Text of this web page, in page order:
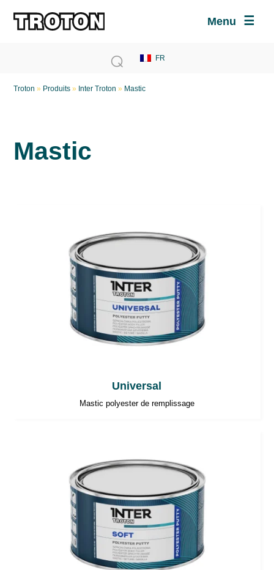
Menu
Troton » Produits » Inter Troton » Mastic
Mastic
Universal
Mastic polyester de remplissage